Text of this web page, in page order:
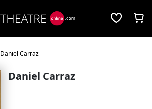
Daniel Carraz
Daniel Carraz